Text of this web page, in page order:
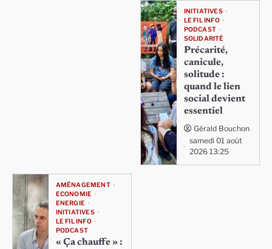
INITIATIVES
LE FIL INFO
PODCAST
SOLIDARITÉ
Précarité,
canicule,
solitude :
quand le lien
social devient
essentiel
Gérald Bouchon
samedi 01 août
2026 13:25
AMÉNAGEMENT
ECONOMIE
ENERGIE
INITIATIVES
LE FIL INFO
PODCAST
« Ça chauffe » :